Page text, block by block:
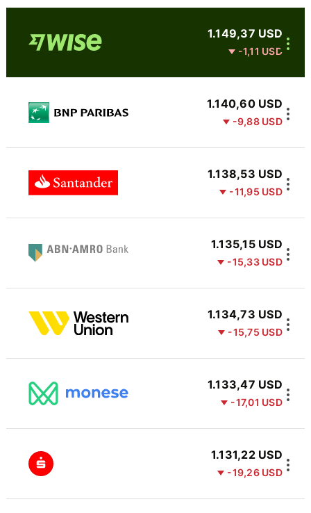
1.149,37 USD
-1,11 USD
1.140,60 USD
-9,88 USD
1.138,53 USD
-11,95 USD
1.135,15 USD
-15,33 USD
1.134,73 USD
-15,75 USD
1.133,47 USD
-17,01 USD
1.131,22 USD
-19,26 USD